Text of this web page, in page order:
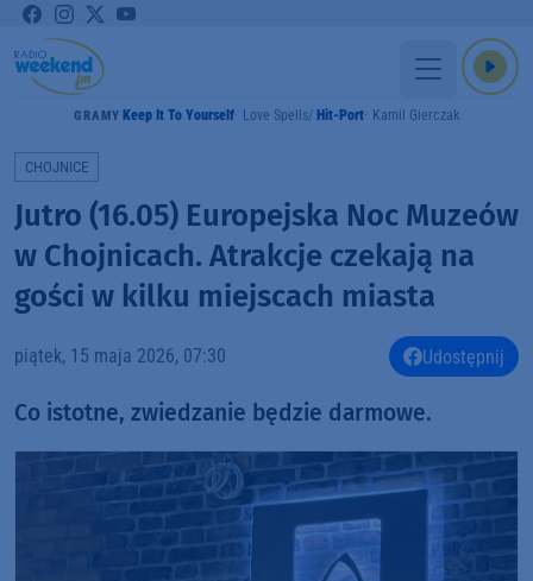
GRAMY Keep It To Yourself Love Spells Hit-Port Kamil Gierczak
CHOJNICE
Jutro (16.05) Europejska Noc Muzeów
w Chojnicach. Atrakcje czekają na
gości w kilku miejscach miasta
piątek, 15 maja 2026, 07:30 Udostępnij
Co istotne, zwiedzanie będzie darmowe.